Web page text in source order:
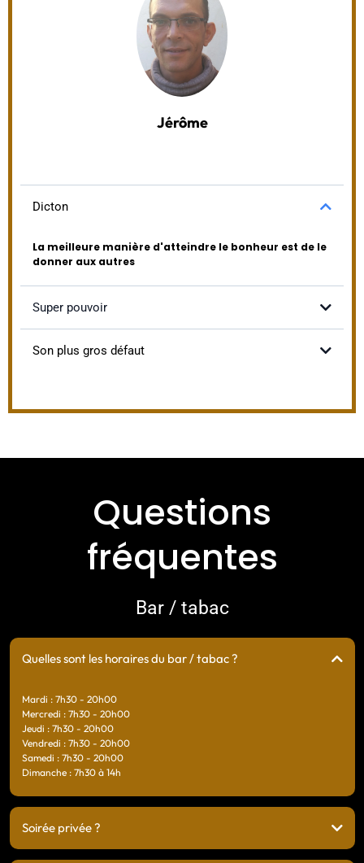
Jérôme
Dicton
La meilleure manière d'atteindre le bonheur est de le
donner aux autres
Super pouvoir
l'envie de rire
Son plus gros défaut
Questions
fréquentes
Bar / tabac
Quelles sont les horaires du bar / tabac ?
Mardi : 7h30 - 20h00
Mercredi : 7h30 - 20h00
Jeudi : 7h30 - 20h00
Vendredi : 7h30 - 20h00
Samedi : 7h30 - 20h00
Dimanche : 7h30 à 14h
Soirée privée ?